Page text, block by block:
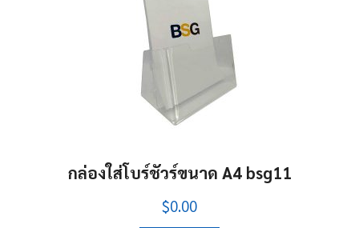
กล่องใส่โบร์ชัวร์ขนาด A4 bsg11
$0.00